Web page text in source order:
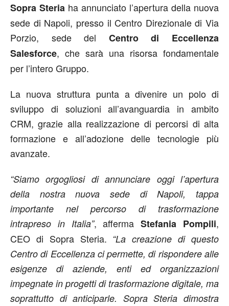
Sopra Steria ha annunciato l’apertura della nuova
sede di Napoli, presso il Centro Direzionale di Via
Porzio, sede del Centro di Eccellenza
Salesforce, che sarà una risorsa fondamentale
per l’intero Gruppo.
La nuova struttura punta a divenire un polo di
sviluppo di soluzioni all’avanguardia in ambito
CRM, grazie alla realizzazione di percorsi di alta
formazione e all’adozione delle tecnologie più
avanzate.
“Siamo orgogliosi di annunciare oggi l’apertura
della nostra nuova sede di Napoli, tappa
importante nel percorso di trasformazione
intrapreso in Italia”, affermaStefania Pompili,
CEO di Sopra Steria. “La creazione di questo
Centro di Eccellenza ci permette, di rispondere alle
esigenze di aziende, enti ed organizzazioni
impegnate in progetti di trasformazione digitale, ma
soprattutto di anticiparle. Sopra Steria dimostra